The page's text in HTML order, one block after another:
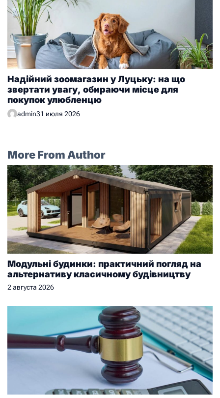
Надійний зоомагазин у Луцьку: на що
звертати увагу, обираючи місце для
покупок улюбленцю
admin31 июля 2026
More From Author
Модульні будинки: практичний погляд на
альтернативу класичному будівництву
2 августа 2026